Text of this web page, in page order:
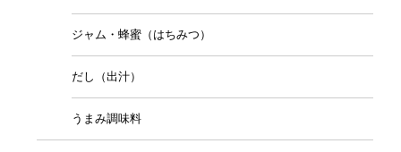
ジャム・蜂蜜（はちみつ）
だし（出汁）
うまみ調味料